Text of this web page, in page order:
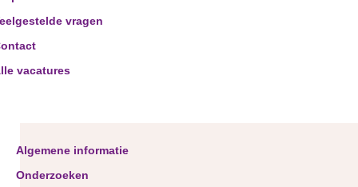
vragen
vacatures
Algemene informatie
Onderzoeken